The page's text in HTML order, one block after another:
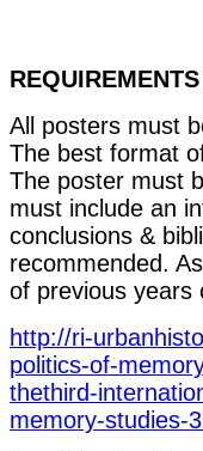
All posters must
The best format
The poster must
must include an
conclusions &
recommended.
of previous years
http://ri-
politics-of-
thethird-
memory-studies-